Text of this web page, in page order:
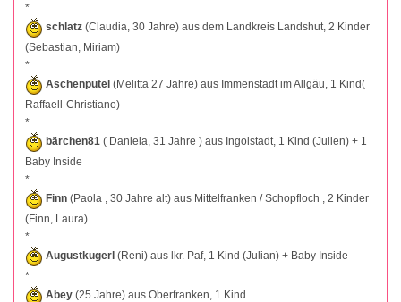
*
schlatz (Claudia, 30 Jahre) aus dem Landkreis Landshut, 2 Kinder
(Sebastian, Miriam)
*
Aschenputel (Melitta 27 Jahre) aus Immenstadt im Allgäu, 1 Kind(
Raffaell-Christiano)
*
bärchen81 ( Daniela, 31 Jahre ) aus Ingolstadt, 1 Kind (Julien) + 1
Baby Inside
*
Finn (Paola , 30 Jahre alt) aus Mittelfranken / Schopfloch , 2 Kinder
(Finn, Laura)
*
Augustkugerl (Reni) aus lkr. Paf, 1 Kind (Julian) + Baby Inside
*
Abey (25 Jahre) aus Oberfranken, 1 Kind